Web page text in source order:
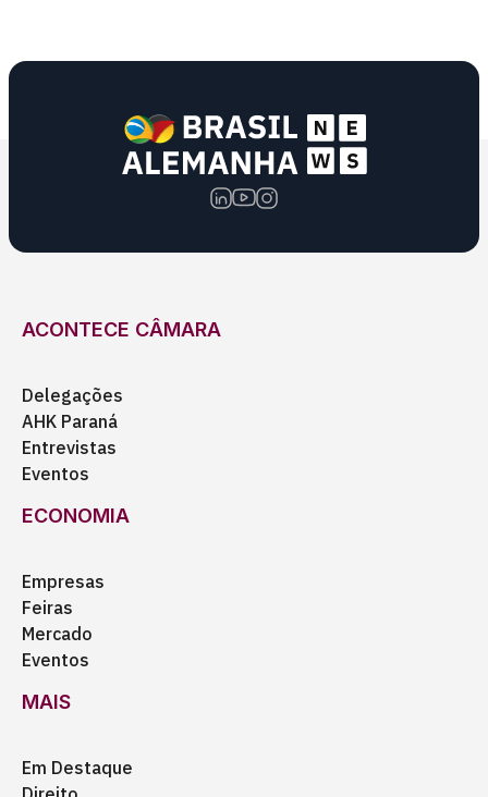
ACONTECE CÂMARA
Delegações
AHK Paraná
Entrevistas
Eventos
ECONOMIA
Empresas
Feiras
Mercado
Eventos
MAIS
Em Destaque